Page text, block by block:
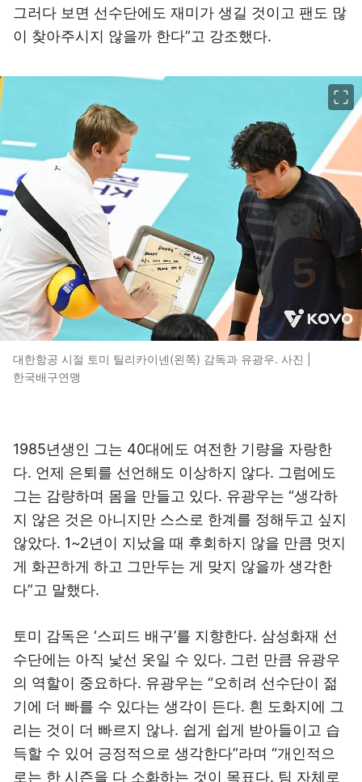
그러다 보면 선수단에도 재미가 생길 것이고 팬도 많
이 찾아주시지 않을까 한다”고 강조했다.
대한항공 시절 토미 틸리카이넨(왼쪽) 감독과 유광우. 사진 |
한국배구연맹
1985년생인 그는 40대에도 여전한 기량을 자랑한
다. 언제 은퇴를 선언해도 이상하지 않다. 그럼에도
그는 감량하며 몸을 만들고 있다. 유광우는 “생각하
지 않은 것은 아니지만 스스로 한계를 정해두고 싶지
않았다. 1~2년이 지났을 때 후회하지 않을 만큼 멋지
게 화끈하게 하고 그만두는 게 맞지 않을까 생각한
다”고 말했다.
토미 감독은 ‘스피드 배구’를 지향한다. 삼성화재 선
수단에는 아직 낯선 옷일 수 있다. 그런 만큼 유광우
의 역할이 중요하다. 유광우는 “오히려 선수단이 젊
기에 더 빠를 수 있다는 생각이 든다. 흰 도화지에 그
리는 것이 더 빠르지 않나. 쉽게 쉽게 받아들이고 습
득할 수 있어 긍정적으로 생각한다”라며 “개인적으
로는 한 시즌을 다 소화하는 것이 목표다. 팀 자체로